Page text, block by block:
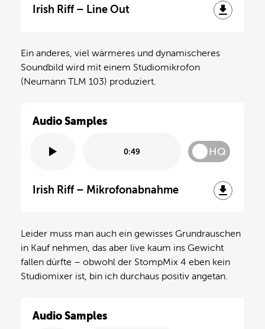
Irish Riff – Line Out
Ein anderes, viel wärmeres und dynamischeres
Soundbild wird mit einem Studiomikrofon
(Neumann TLM 103) produziert.
Audio Samples
0:49 HQ
Irish Riff – Mikrofonabnahme
Leider muss man auch ein gewisses Grundrauschen
in Kauf nehmen, das aber live kaum ins Gewicht
fallen dürfte – obwohl der StompMix 4 eben kein
Studiomixer ist, bin ich durchaus positiv angetan.
Audio Samples